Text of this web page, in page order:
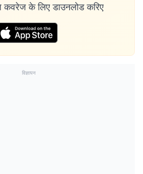
के लिए डाउनलोड करिए
विज्ञापन